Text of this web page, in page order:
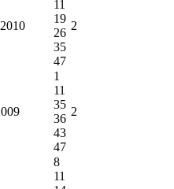
11
19
26
35
47
2
1
11
35
36
43
47
2
8
11